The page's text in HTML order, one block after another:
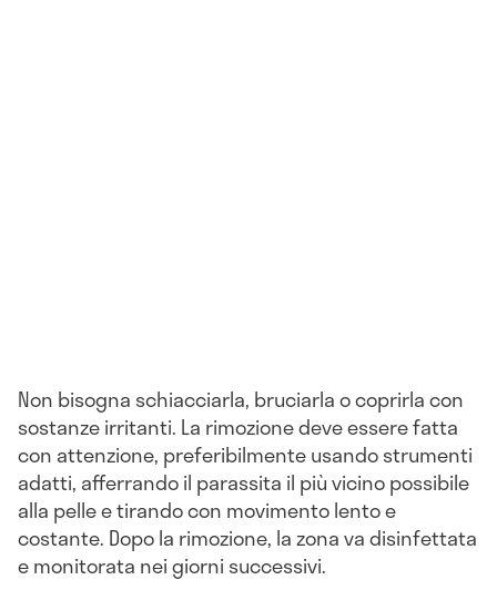
Non bisogna schiacciarla, bruciarla o coprirla con
sostanze irritanti. La rimozione deve essere fatta
con attenzione, preferibilmente usando strumenti
adatti, afferrando il parassita il più vicino possibile
alla pelle e tirando con movimento lento e
costante. Dopo la rimozione, la zona va disinfettata
e monitorata nei giorni successivi.